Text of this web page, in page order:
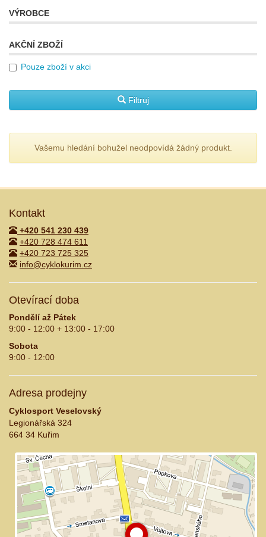
VÝROBCE
AKČNÍ ZBOŽÍ
Pouze zboží v akci
Filtruj
Vašemu hledání bohužel neodpovídá žádný produkt.
Kontakt
+420 541 230 439
+420 728 474 611
+420 723 725 325
info@cyklokurim.cz
Otevírací doba
Pondělí až Pátek
9:00 - 12:00 + 13:00 - 17:00
Sobota
9:00 - 12:00
Adresa prodejny
Cyklosport Veselovský
Legionářská 324
664 34 Kuřim